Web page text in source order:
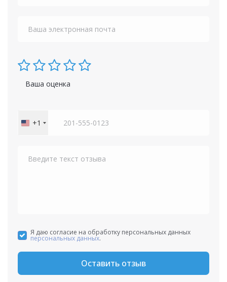
Ваша оценка
United
+1
Я даю согласие на обработку персональных данных
персональных данных.
Оставить отзыв